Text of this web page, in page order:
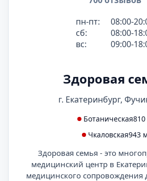
пн-пт:
08:00-
сб:
08:00-
вс:
09:00-
Здоровая
г. Екатеринбург,
Ботаническая
Чкаловская943
Здоровая семья - это
медицинский центр в
медицинского сопровождения